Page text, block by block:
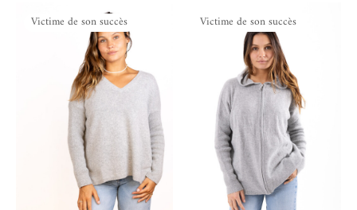
Victime de son succès Victime de son succès